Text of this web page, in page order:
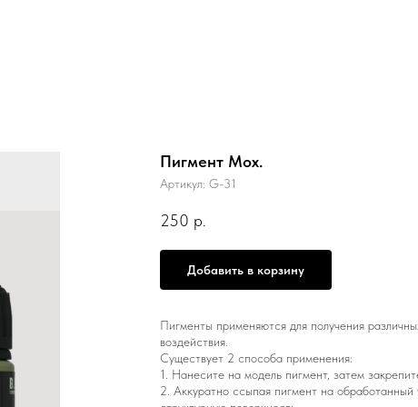
Пигмент Мох.
Артикул: G-31
250 р.
Добавить в корзину
Пигменты применяются для получения
воздействия.
Существует 2 способа применения:
1. Нанесите на модель пигмент, затем
2. Аккуратно ссыпая пигмент на